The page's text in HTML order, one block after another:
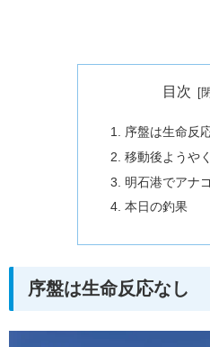
目次
序盤は生命反
移動後ようや
明石港でアナ
本日の釣果
序盤は生命反応なし